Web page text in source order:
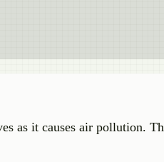
as it causes air pollution.